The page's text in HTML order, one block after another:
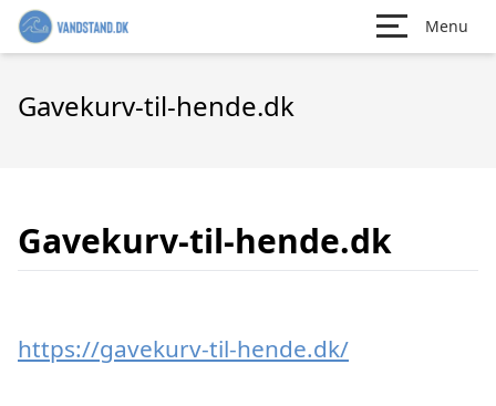
Menu
Gavekurv-til-hende.dk
Gavekurv-til-hende.dk
https://gavekurv-til-hende.dk/